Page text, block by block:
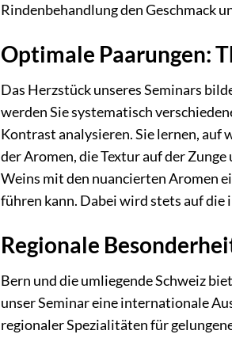
Rindenbehandlung den Geschmack
Optimale Paarungen:
Das Herzstück unseres Seminars
werden Sie systematisch
Kontrast analysieren. Sie lernen, auf
der Aromen, die Textur auf der
Weins mit den nuancierten Aromen
führen kann. Dabei wird stets auf die
Regionale
Bern und die umliegende Schweiz
unser Seminar eine internationale
regionaler Spezialitäten für